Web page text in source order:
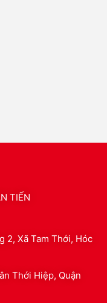
TIẾN
2, Xã Tam Thới, Hóc
Thới Hiệp, Quận